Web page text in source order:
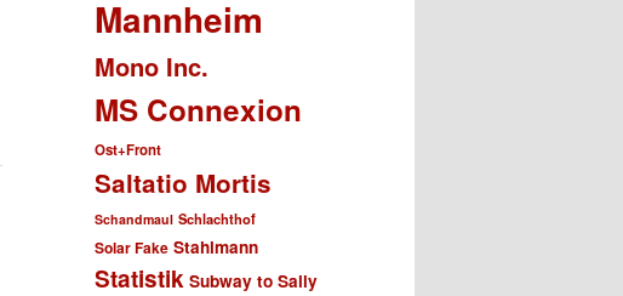
Mannheim
Mono Inc.
MS Connexion
Ost+Front
Saltatio Mortis
Schandmaul Schlachthof
Solar Fake Stahlmann
Statistik Subway to Sally